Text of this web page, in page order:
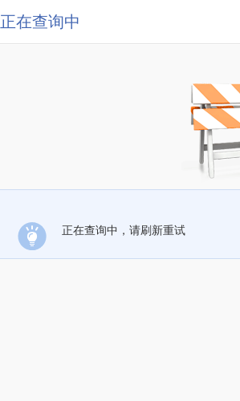
正在查询中
正在查询中，请刷新重试